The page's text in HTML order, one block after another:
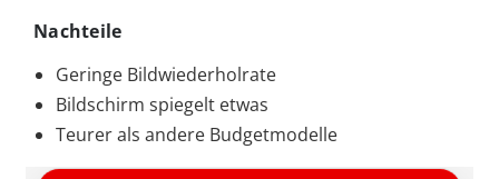
Nachteile
Geringe Bildwiederholrate
Bildschirm spiegelt etwas
Teurer als andere Budgetmodelle